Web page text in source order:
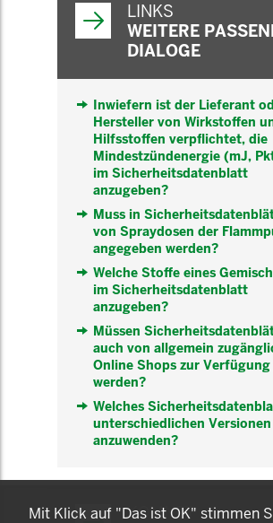
LINKS
WEITERE
DIALOGE
Inwiefern ist der Lieferant
Hersteller von Wirkstoffen
Hilfsstoffen verpflichtet, die
Mindestzündenergie (mJ,
im Sicherheitsdatenblatt
anzugeben?
Muss in
von Spraydosen der
angegeben werden?
Welche Stoffe eines
im Sicherheitsdatenblatt
anzugeben?
Müssen
auch von allgemein
Online Shops zur
werden?
Welches
unterschiedlichen Versionen
anzuwenden?
KOMNET
Mit Klick auf "Das ist OK" stimmen